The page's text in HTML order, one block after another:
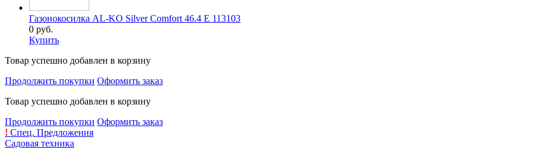
Газонокосилка AL-KO Silver Comfort 46.4 E 113103
0 руб.
Купить
Товар успешно добавлен в корзину
Продолжить покупки Оформить заказ
Товар успешно добавлен в корзину
Продолжить покупки Оформить заказ
! Спец. Предложения
Садовая техника